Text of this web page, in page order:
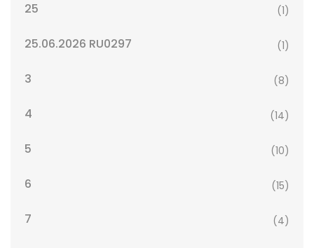
25 (1)
25.06.2026 RU0297 (1)
3 (8)
4 (14)
5 (10)
6 (15)
7 (4)